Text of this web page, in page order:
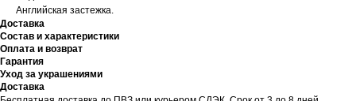
Английская застежка.
Доставка
Состав и характеристики
Оплата и возврат
Гарантия
Уход за украшениями
Доставка